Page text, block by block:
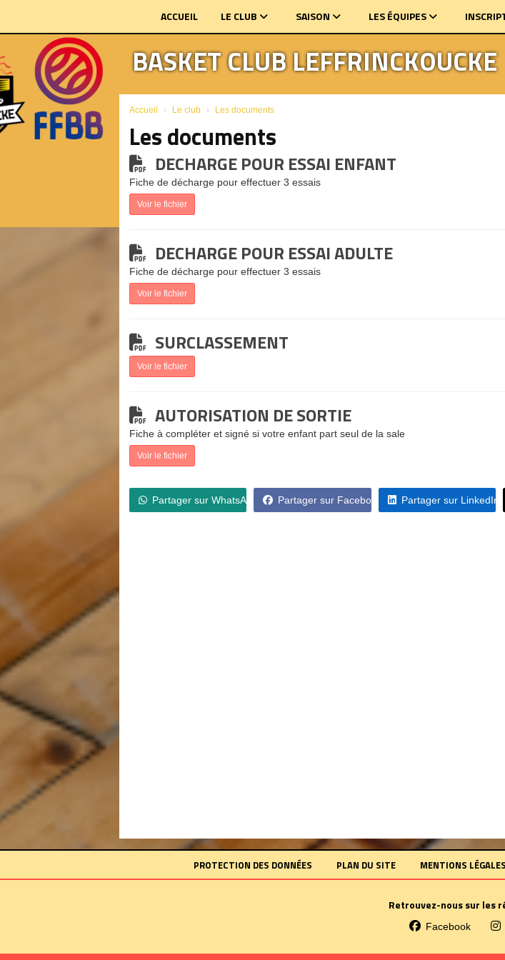
ACCUEIL LE CLUB SAISON LES ÉQUIPES
BASKET CLUB LEFFRINCKOUCKE
Accueil Le club Les documents
Les documents
DECHARGE POUR ESSAI ENFANT
Fiche de décharge pour effectuer 3 essais
Voir le fichier
DECHARGE POUR ESSAI ADULTE
Fiche de décharge pour effectuer 3 essais
Voir le fichier
SURCLASSEMENT
Voir le fichier
AUTORISATION DE SORTIE
Fiche à compléter et signé si votre enfant part seul de la sale
Voir le fichier
Partager sur WhatsApp Partager sur Facebook Partager sur LinkedIn
PROTECTION DES DONNÉES PLAN DU SITE MENTIONS LÉGALES
Retrouvez-nous sur les
Facebook